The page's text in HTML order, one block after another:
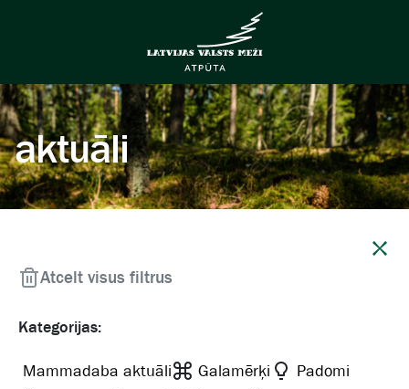
aktuāli
Kategorijas:
Mammadaba aktuāli Galamērķi
Padomi
Atcelt visus filtrus